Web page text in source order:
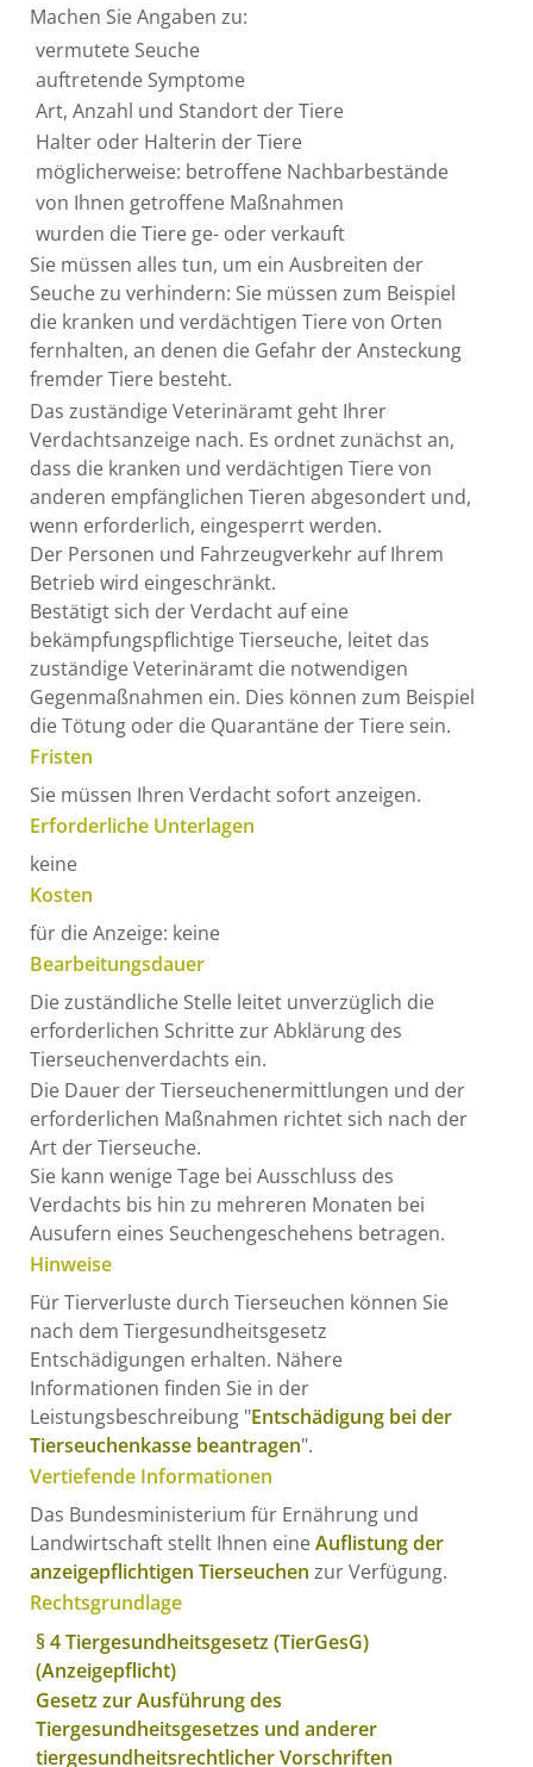
Machen Sie Angaben zu:
vermutete Seuche
auftretende Symptome
Art, Anzahl und Standort der Tiere
Halter oder Halterin der Tiere
möglicherweise: betroffene Nachbarbestände
von Ihnen getroffene Maßnahmen
wurden die Tiere ge- oder verkauft
Sie müssen alles tun, um ein Ausbreiten der
Seuche zu verhindern: Sie müssen zum Beispiel
die kranken und verdächtigen Tiere von Orten
fernhalten, an denen die Gefahr der Ansteckung
fremder Tiere besteht.
Das zuständige Veterinäramt geht Ihrer
Verdachtsanzeige nach. Es ordnet zunächst an,
dass die kranken und verdächtigen Tiere von
anderen empfänglichen Tieren abgesondert und,
wenn erforderlich, eingesperrt werden.
Der Personen und Fahrzeugverkehr auf Ihrem
Betrieb wird eingeschränkt.
Bestätigt sich der Verdacht auf eine
bekämpfungspflichtige Tierseuche, leitet das
zuständige Veterinäramt die notwendigen
Gegenmaßnahmen ein. Dies können zum Beispiel
die Tötung oder die Quarantäne der Tiere sein.
Fristen
Sie müssen Ihren Verdacht sofort anzeigen.
Erforderliche Unterlagen
keine
Kosten
für die Anzeige: keine
Bearbeitungsdauer
Die zuständliche Stelle leitet unverzüglich die
erforderlichen Schritte zur Abklärung des
Tierseuchenverdachts ein.
Die Dauer der Tierseuchenermittlungen und der
erforderlichen Maßnahmen richtet sich nach der
Art der Tierseuche.
Sie kann wenige Tage bei Ausschluss des
Verdachts bis hin zu mehreren Monaten bei
Ausufern eines Seuchengeschehens betragen.
Hinweise
Für Tierverluste durch Tierseuchen können Sie
nach dem Tiergesundheitsgesetz
Entschädigungen erhalten. Nähere
Informationen finden Sie in der
Leistungsbeschreibung "Entschädigung bei der
Tierseuchenkasse beantragen".
Vertiefende Informationen
Das Bundesministerium für Ernährung und
Landwirtschaft stellt Ihnen eineAuflistung der
anzeigepflichtigen Tierseuchen zur Verfügung.
Rechtsgrundlage
§ 4 Tiergesundheitsgesetz (TierGesG)
(Anzeigepflicht)
Gesetz zur Ausführung des
Tiergesundheitsgesetzes und anderer
tiergesundheitsrechtlicher Vorschriften